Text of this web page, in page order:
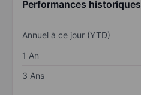
Performances historiques
Annuel à ce jour (YTD)
1 An
3 Ans